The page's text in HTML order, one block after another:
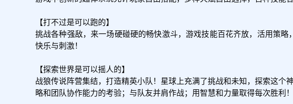
【打不过是可以跑的】
挑战各种强敌，来一场硬碰硬的畅快激斗，游戏技能百花齐放，活用策
快乐与刺激！
【探索世界是可以摇人的】
战狼传说阵营集结，打造精英小队！星球上充满了挑战和未知，探索这
略和团队协作能力的考验；与队友并肩作战；用智慧和力量取得每次胜利！